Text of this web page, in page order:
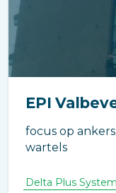
EPI
focus op
wartels
Delta Plus